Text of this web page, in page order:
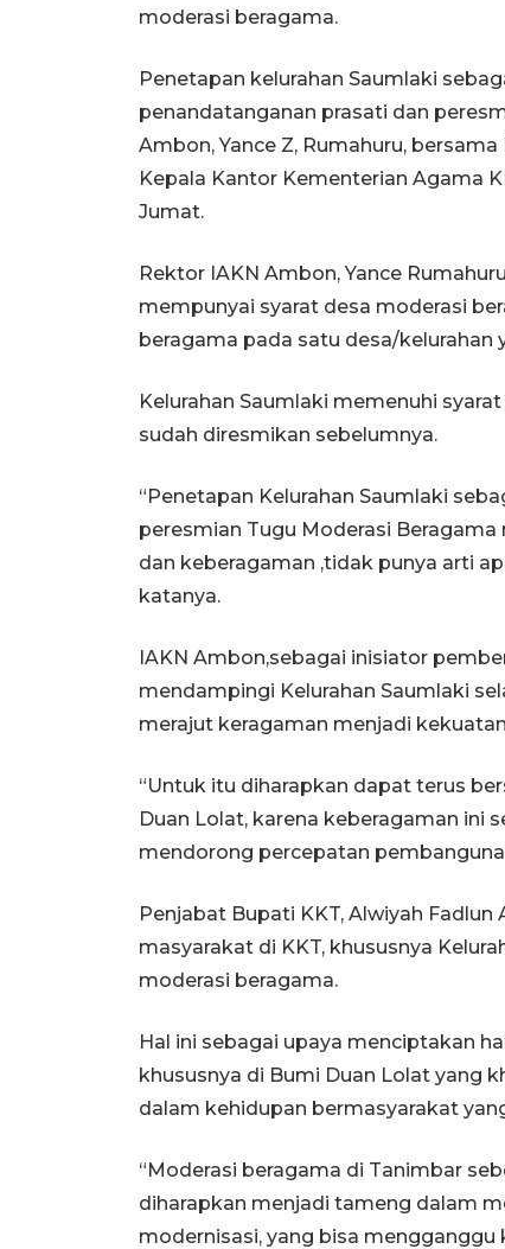
moderasi beragama.
Penetapan kelurahan Saumlaki
penandatanganan prasati dan
Ambon, Yance Z, Rumahuru,
Kepala Kantor Kementerian Agama
Jumat.
Rektor IAKN Ambon, Yance
mempunyai syarat desa moderasi
beragama pada satu desa/kelurahan
Kelurahan Saumlaki memenuhi
sudah diresmikan sebelumnya.
“Penetapan Kelurahan Saumlaki
peresmian Tugu Moderasi
dan keberagaman ,tidak punya arti
katanya.
IAKN Ambon,sebagai inisiator
mendampingi Kelurahan Saumlaki
merajut keragaman menjadi
“Untuk itu diharapkan dapat terus
Duan Lolat, karena keberagaman ini
mendorong percepatan
Penjabat Bupati KKT, Alwiyah
masyarakat di KKT, khususnya
moderasi beragama.
Hal ini sebagai upaya menciptakan
khususnya di Bumi Duan Lolat yang
dalam kehidupan bermasyarakat
“Moderasi beragama di Tanimbar
diharapkan menjadi tameng dalam
modernisasi, yang bisa